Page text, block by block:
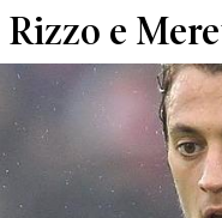
Rizzo e